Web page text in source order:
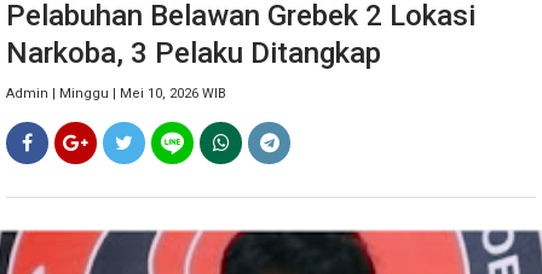
Pelabuhan Belawan Grebek 2 Lokasi
Narkoba, 3 Pelaku Ditangkap
Admin | Minggu | Mei 10, 2026 WIB